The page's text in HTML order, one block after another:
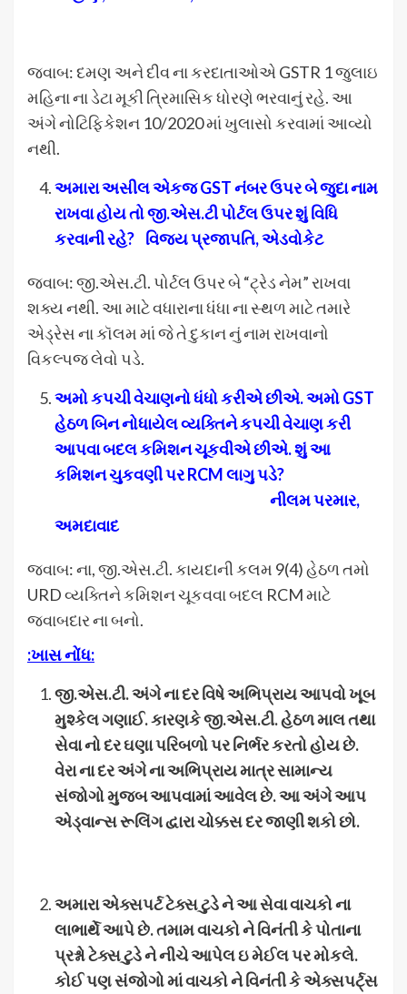
જવાબ: દમણ અને દીવ ના કરદાતાઓએ GSTR 1 જુલાઇ
મહિના ના ડેટા મૂકી ત્રિમાસિક ધોરણે ભરવાનું રહે. આ
અંગે નોટિફિકેશન 10/2020 માં ખુલાસો કરવામાં આવ્યો
નથી.
અમારા અસીલ એકજGSTનંબર ઉપર બે જુદા નામ
રાખવા હોય તો જી.એસ.ટી પોર્ટલ ઉપર શું વિધિ
કરવાની રહે? વિજય પ્રજાપતિ,એડવોકેટ
જવાબ: જી.એસ.ટી. પોર્ટલ ઉપર બે “ટ્રેડ નેમ” રાખવા
શક્ય નથી. આ માટે વધારાના ધંધા ના સ્થળ માટે તમારે
એડ્રેસ ના કૉલમ માં જે તે દુકાન નું નામ રાખવાનો
વિકલ્પજ લેવો પડે.
અમો કપચી વેચાણનો ધંધો કરીએ છીએ. અમો GST
હેઠળ બિન નોધાયેલ વ્યક્તિને કપચી વેચાણ કરી
આપવા બદલ કમિશન ચૂકવીએ છીએ. શું આ
કમિશન ચુકવણી પર RCM લાગુ પડે?
નીલમ પરમાર,
અમદાવાદ
જવાબ: ના, જી.એસ.ટી. કાયદાની કલમ 9(4) હેઠળ તમો
URD વ્યક્તિને કમિશન ચૂકવવા બદલ RCM માટે
જવાબદાર ના બનો.
:ખાસ નોંધ:
જી.એસ.ટી.અંગે ના દર વિષે અભિપ્રાય આપવો ખૂબ
મુશ્કેલ ગણાઈ.કારણકે જી.એસ.ટી.હેઠળ માલ તથા
સેવા નો દર ઘણા પરિબળો પર નિર્ભર કરતો હોય છે.
વેરા ના દર અંગે ના અભિપ્રાય માત્ર સામાન્ય
સંજોગો મુજબ આપવામાં આવેલ છે.આ અંગે આપ
એડ્વાન્સ રૂલિંગ દ્વારા ચોક્કસ દર જાણી શકો છો.
અમારા એક્સપર્ટ ટેક્સ ટુડે ને આ સેવા વાચકો ના
લાભાર્થે આપે છે.તમામ વાચકો ને વિનંતી કે પોતાના
પ્રશ્નો ટેક્સ ટુડે ને નીચે આપેલ ઇ મેઈલ પર મોકલે.
કોઈ પણ સંજોગો માં વાચકો ને વિનંતી કે એક્સપર્ટ્સ